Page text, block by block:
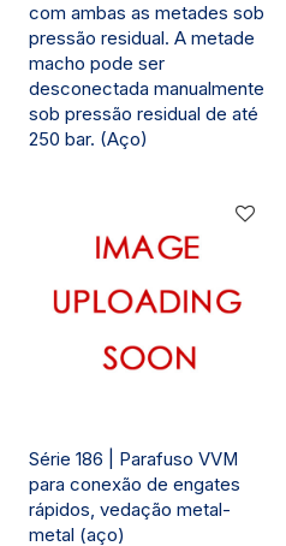
com ambas as metades sob
pressão residual. A metade
macho pode ser
desconectada manualmente
sob pressão residual de até
250 bar. (Aço)
Série 186 | Parafuso VVM
para conexão de engates
rápidos, vedação metal-
metal (aço)